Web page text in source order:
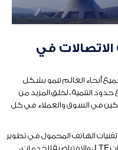
في
أنحاء العالم تنمو بشكل
التنمية ، لخلق المزيد من
في السوق والعملاء في كل
الهاتف المحمول في تطوير
دائرة الاتصالات العالمية ، وتوسيع نطاق تقنيات LTE ، والافتراضية للخدمات ،